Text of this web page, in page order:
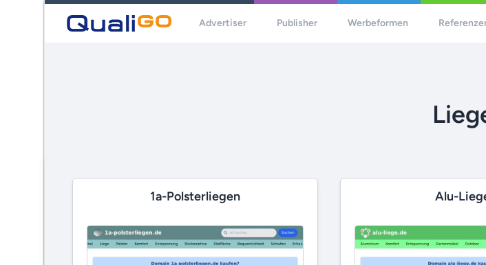
Advertiser Publisher Werbeformen
1a-Polsterliegen Alu-